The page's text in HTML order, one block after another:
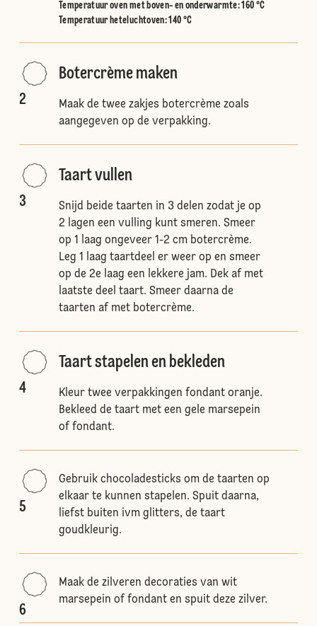
Temperatuur oven met boven- en onderwarmte:160 °C
Temperatuur heteluchtoven:140 °C
2
Botercrème maken
Maak de twee zakjes botercrème zoals
aangegeven op de verpakking.
3
Taart vullen
Snijd beide taarten in 3 delen zodat je op
2 lagen een vulling kunt smeren. Smeer
op 1 laag ongeveer 1-2 cm botercrème.
Leg 1 laag taartdeel er weer op en smeer
op de 2e laag een lekkere jam. Dek af met
laatste deel taart. Smeer daarna de
taarten af met botercrème.
4
Taart stapelen en bekleden
Kleur twee verpakkingen fondant oranje.
Bekleed de taart met een gele marsepein
of fondant.
5
Gebruik chocoladesticks om de taarten op
elkaar te kunnen stapelen. Spuit daarna,
liefst buiten ivm glitters, de taart
goudkleurig.
6
Maak de zilveren decoraties van wit
marsepein of fondant en spuit deze zilver.